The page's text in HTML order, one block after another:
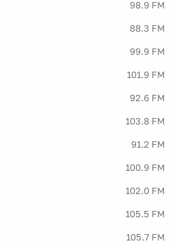
98.9 FM
88.3 FM
99.9 FM
101.9 FM
92.6 FM
103.8 FM
91.2 FM
100.9 FM
102.0 FM
105.5 FM
105.7 FM